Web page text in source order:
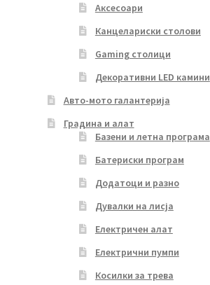
Аксесоари
Канцелариски столови
Gaming столици
Декоративни LED камини
Авто-мото галантерија
Градина и алат
Базени и летна програма
Батериски програм
Додатоци и разно
Дувалки на лисја
Електричен алат
Електрични пумпи
Косилки за трева